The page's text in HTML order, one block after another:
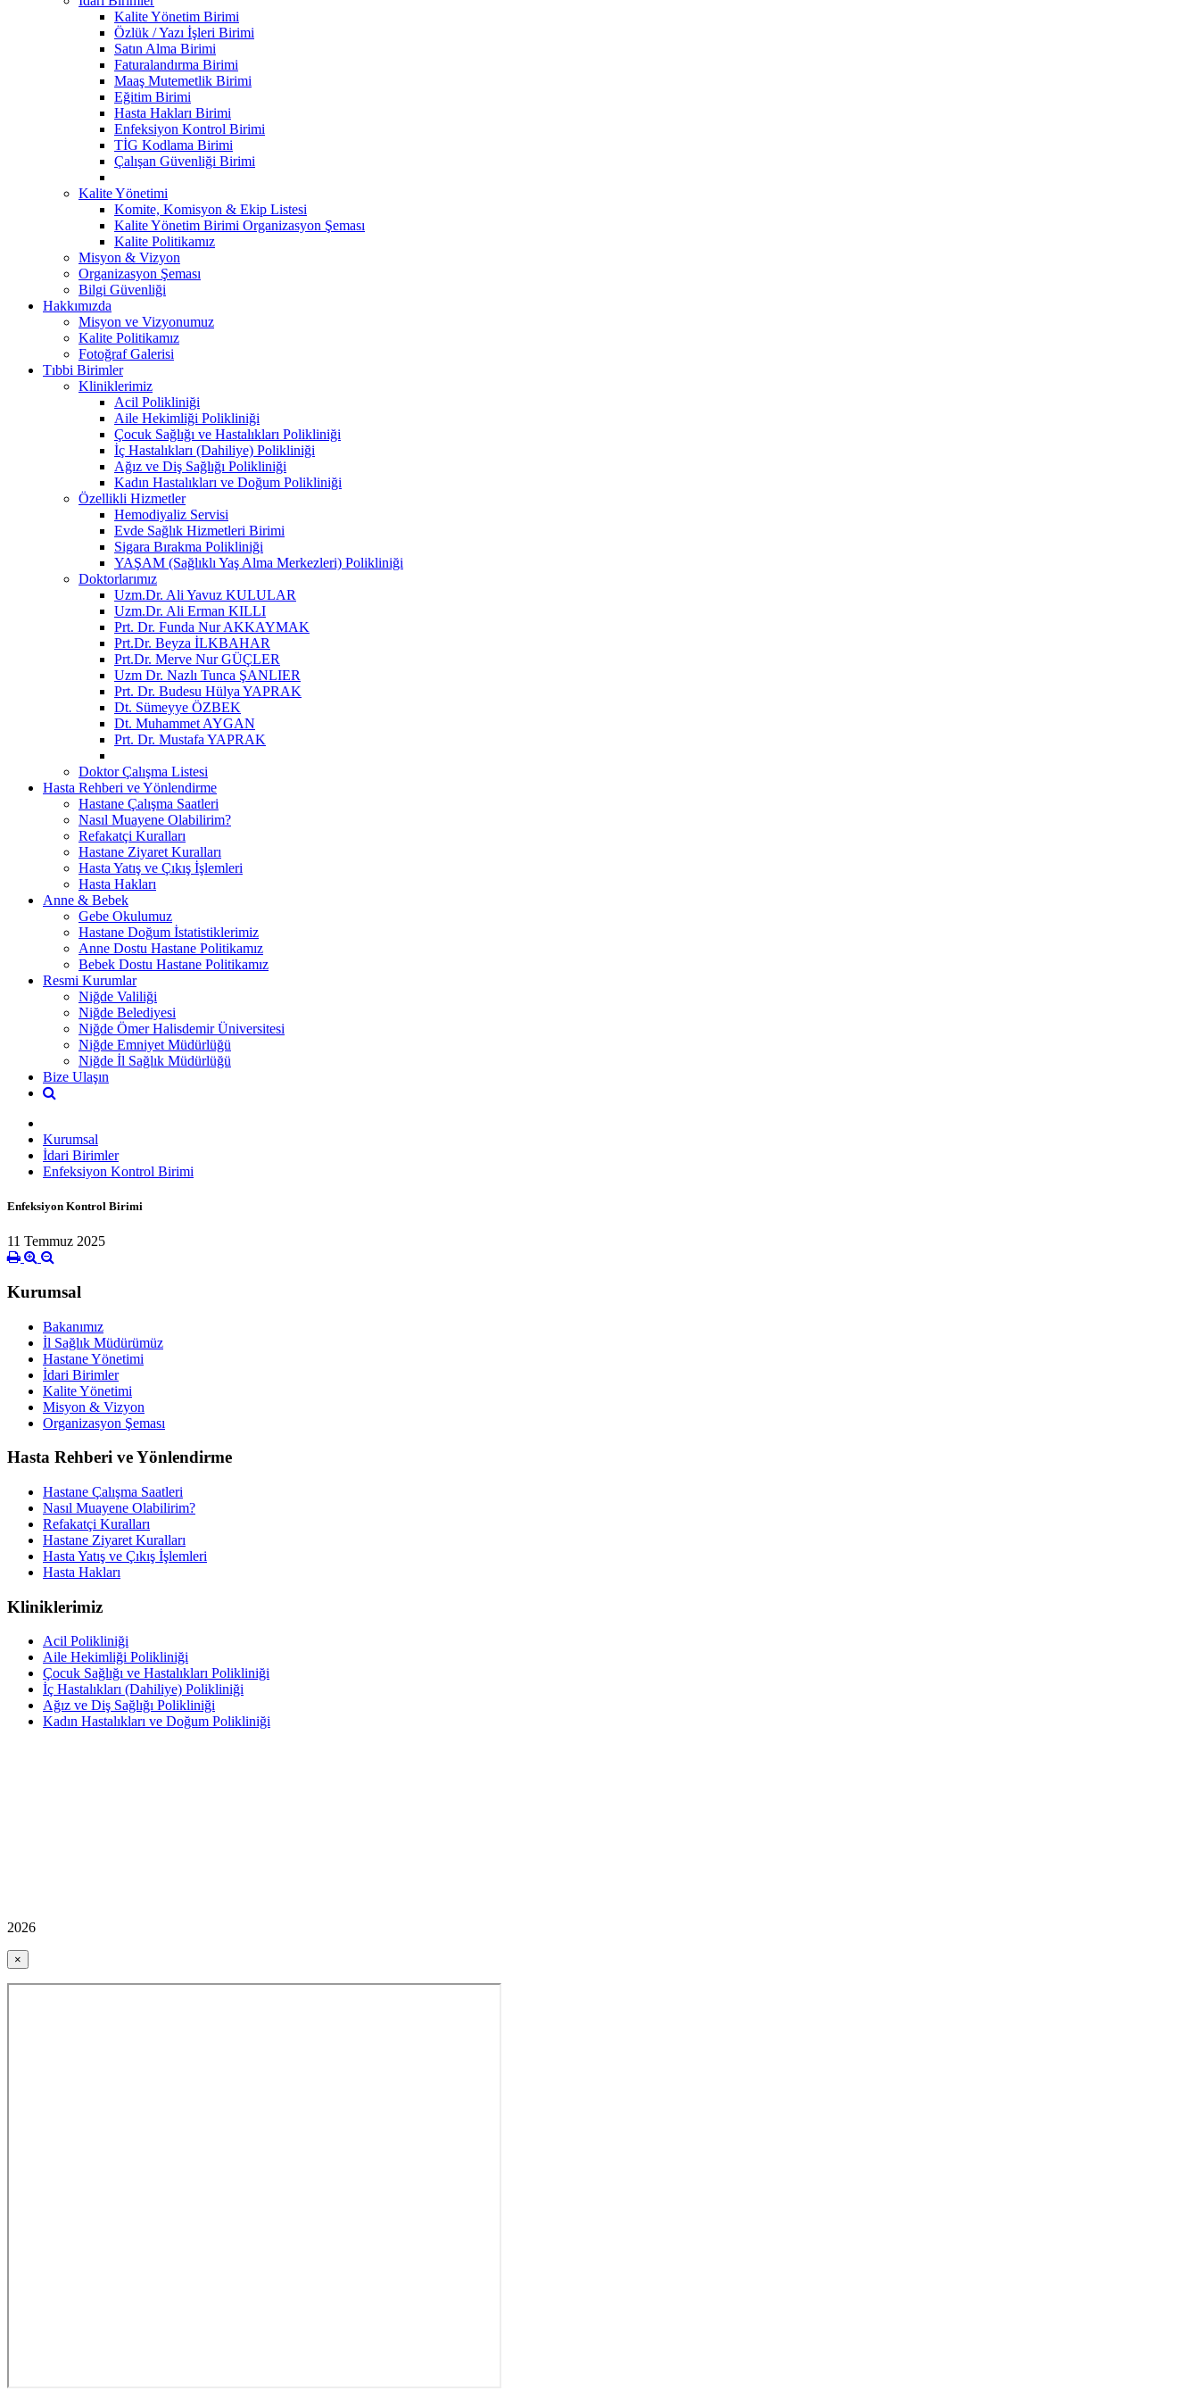
Kalite Yönetim Birimi
Özlük / Yazı İşleri Birimi
Satın Alma Birimi
Faturalandırma Birimi
Maaş Mutemetlik Birimi
Eğitim Birimi
Hasta Hakları Birimi
Enfeksiyon Kontrol Birimi
TİG Kodlama Birimi
Çalışan Güvenliği Birimi
Kalite Yönetimi
Komite, Komisyon & Ekip Listesi
Kalite Yönetim Birimi Organizasyon Şeması
Kalite Politikamız
Misyon & Vizyon
Organizasyon Şeması
Bilgi Güvenliği
Hakkımızda
Misyon ve Vizyonumuz
Kalite Politikamız
Fotoğraf Galerisi
Tıbbi Birimler
Kliniklerimiz
Acil Polikliniği
Aile Hekimliği Polikliniği
Çocuk Sağlığı ve Hastalıkları Polikliniği
İç Hastalıkları (Dahiliye) Polikliniği
Ağız ve Diş Sağlığı Polikliniği
Kadın Hastalıkları ve Doğum Polikliniği
Özellikli Hizmetler
Hemodiyaliz Servisi
Evde Sağlık Hizmetleri Birimi
Sigara Bırakma Polikliniği
YAŞAM (Sağlıklı Yaş Alma Merkezleri) Polikliniği
Doktorlarımız
Uzm.Dr. Ali Yavuz KULULAR
Uzm.Dr. Ali Erman KILLI
Prt. Dr. Funda Nur AKKAYMAK
Prt.Dr. Beyza İLKBAHAR
Prt.Dr. Merve Nur GÜÇLER
Uzm Dr. Nazlı Tunca ŞANLIER
Prt. Dr. Budesu Hülya YAPRAK
Dt. Sümeyye ÖZBEK
Dt. Muhammet AYGAN
Prt. Dr. Mustafa YAPRAK
Doktor Çalışma Listesi
Hasta Rehberi ve Yönlendirme
Hastane Çalışma Saatleri
Nasıl Muayene Olabilirim?
Refakatçi Kuralları
Hastane Ziyaret Kuralları
Hasta Yatış ve Çıkış İşlemleri
Hasta Hakları
Anne & Bebek
Gebe Okulumuz
Hastane Doğum İstatistiklerimiz
Anne Dostu Hastane Politikamız
Bebek Dostu Hastane Politikamız
Resmi Kurumlar
Niğde Valiliği
Niğde Belediyesi
Niğde Ömer Halisdemir Üniversitesi
Niğde Emniyet Müdürlüğü
Niğde İl Sağlık Müdürlüğü
Bize Ulaşın
Kurumsal
İdari Birimler
Enfeksiyon Kontrol Birimi
Enfeksiyon Kontrol Birimi
11 Temmuz 2025
Kurumsal
Bakanımız
İl Sağlık Müdürümüz
Hastane Yönetimi
İdari Birimler
Kalite Yönetimi
Misyon & Vizyon
Organizasyon Şeması
Hasta Rehberi ve Yönlendirme
Hastane Çalışma Saatleri
Nasıl Muayene Olabilirim?
Refakatçi Kuralları
Hastane Ziyaret Kuralları
Hasta Yatış ve Çıkış İşlemleri
Hasta Hakları
Kliniklerimiz
Acil Polikliniği
Aile Hekimliği Polikliniği
Çocuk Sağlığı ve Hastalıkları Polikliniği
İç Hastalıkları (Dahiliye) Polikliniği
Ağız ve Diş Sağlığı Polikliniği
Kadın Hastalıkları ve Doğum Polikliniği
2026
×